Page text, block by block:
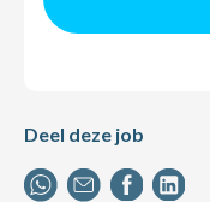
Deel deze job